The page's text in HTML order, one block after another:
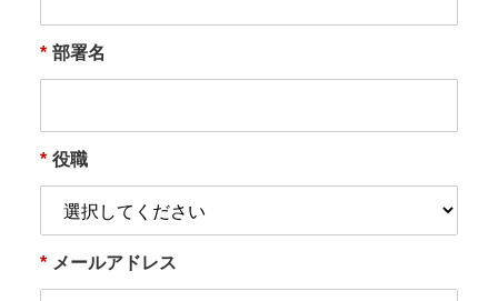
* 部署名
* 役職
* メールアドレス